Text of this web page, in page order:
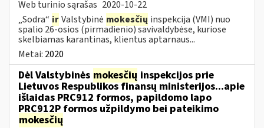
Web turinio sąrašas 2020-10-22
„Sodra“ irValstybinė mokesčių inspekcija (VMI) nuo
spalio 26-osios (pirmadienio) savivaldybėse, kuriose
skelbiamas karantinas, klientus aptarnaus...
Metai: 2020
Dėl Valstybinės mokesčių inspekcijos prie
Lietuvos Respublikos finansų ministerijos...apie
išlaidas PRC912 formos, papildomo lapo
PRC912P formos užpildymo bei pateikimo
mokesčių